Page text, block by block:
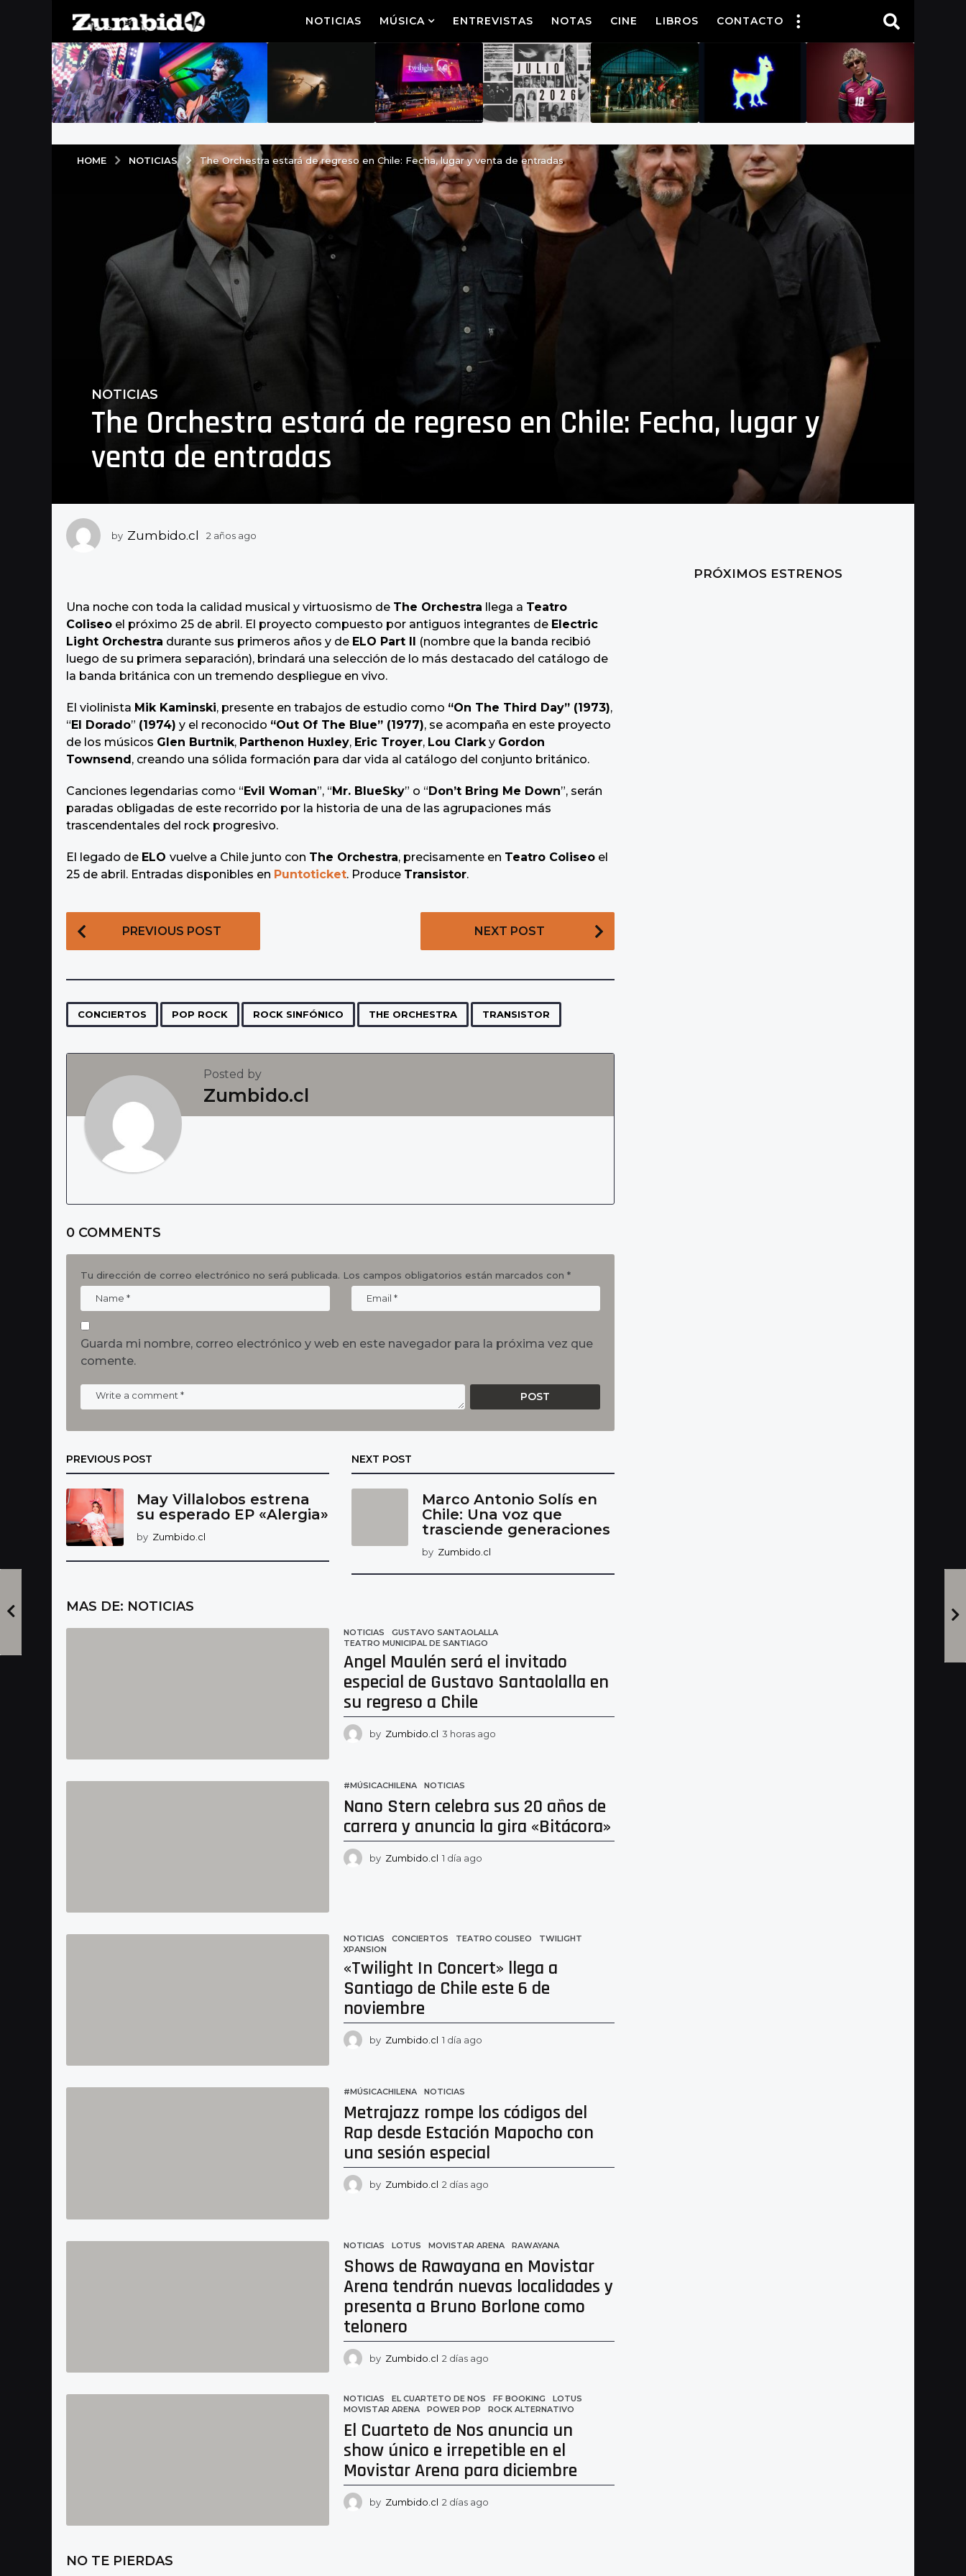
NOTICIAS MÚSICA ENTREVISTAS NOTAS CINE LIBROS CONTACTO
HOME NOTICIAS The Orchestra estará de regreso en Chile: Fecha, lugar y venta de entradas
2
a
ñ
s
a
a
g
o
NOTICIAS
The Orchestra estará de regreso en Chile: Fecha, lugar y
venta de entradas
by Zumbido.cl 2 años ago
g
Una noche con toda la calidad musical y virtuosismo de The Orchestra llega a Teatro
Coliseo el próximo 25 de abril. El proyecto compuesto por antiguos integrantes de Electric
Light Orchestra durante sus primeros años y de ELO Part II (nombre que la banda recibió
luego de su primera separación), brindará una selección de lo más destacado del catálogo de
la banda británica con un tremendo despliegue en vivo.
El violinista Mik Kaminski, presente en trabajos de estudio como “On The Third Day” (1973),
“El Dorado” (1974) y el reconocido “Out Of The Blue” (1977), se acompaña en este proyecto
de los músicos Glen Burtnik, Parthenon Huxley, Eric Troyer, Lou Clarky Gordon
Townsend, creando una sólida formación para dar vida al catálogo del conjunto británico.
Canciones legendarias como “Evil Woman”, “Mr. BlueSky” o “Don’t Bring Me Down”, serán
paradas obligadas de este recorrido por la historia de una de las agrupaciones más
trascendentales del rock progresivo.
El legado de ELO vuelve a Chile junto con The Orchestra, precisamente en Teatro Coliseo el
25 de abril. Entradas disponibles en Puntoticket. Produce Transistor.
P
o
P
g
o
n
PREVIOUS POST NEXT POST
CONCIERTOS POP ROCK ROCK SINFÓNICO THE ORCHESTRA TRANSISTOR
Posted by
Zumbido.cl
0 COMMENTS
Tu dirección de correo electrónico no será publicada. Los campos obligatorios están marcados con *
Guarda mi nombre, correo electrónico y web en este navegador para la próxima vez que
comente.
PREVIOUS POST
May Villalobos estrena
su esperado EP «Alergia»
by Zumbido.cl
NEXT POST
Marco Antonio Solís en
Chile: Una voz que
trasciende generaciones
by Zumbido.cl
MAS DE: NOTICIAS
NOTICIAS GUSTAVO SANTAOLALLA
TEATRO MUNICIPAL DE SANTIAGO
Angel Maulén será el invitado
especial de Gustavo Santaolalla en
su regreso a Chile
by Zumbido.cl 3 horas ago
s
a
g
o
#MÚSICACHILENA ,NOTICIAS
Nano Stern celebra sus 20 años de
carrera y anuncia la gira «Bitácora»
by Zumbido.cl 1 día ago
s
g
NOTICIAS CONCIERTOS ,TEATRO COLISEO ,TWILIGHT
XPANSION
«Twilight In Concert» llega a
Santiago de Chile este 6 de
noviembre
by Zumbido.cl 1 día ago
g
o
#MÚSICACHILENA ,NOTICIAS
Metrajazz rompe los códigos del
Rap desde Estación Mapocho con
una sesión especial
by Zumbido.cl 2 días ago
g
o
NOTICIAS LOTUS ,MOVISTAR ARENA ,RAWAYANA
Shows de Rawayana en Movistar
Arena tendrán nuevas localidades y
presenta a Bruno Borlone como
telonero
by Zumbido.cl 2 días ago
a
s
a
o
NOTICIAS EL CUARTETO DE NOS ,FF BOOKING ,LOTUS
MOVISTAR ARENA
,POWER POP ,ROCK ALTERNATIVO
El Cuarteto de Nos anuncia un
show único e irrepetible en el
Movistar Arena para diciembre
by Zumbido.cl 2 días ago
NO TE PIERDAS
PRÓXIMOS ESTRENOS